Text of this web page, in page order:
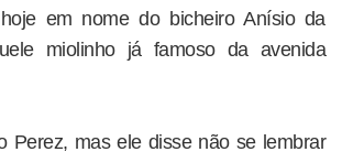
em nome do bicheiro Anísio da
miolinho já famoso da avenida
Perez, mas ele disse não se lembrar